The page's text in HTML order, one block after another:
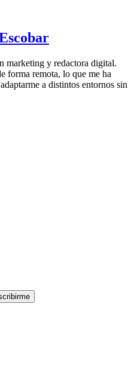
marketing y redactora digital.
forma remota, lo que me ha
a distintos entornos sin